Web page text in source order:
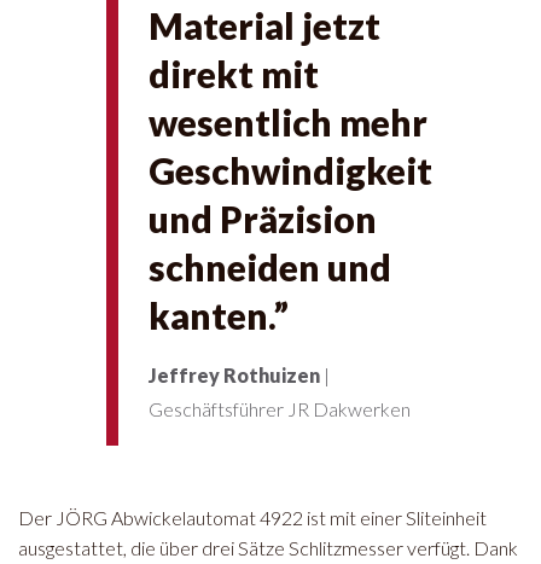
Material jetzt
direkt mit
wesentlich mehr
Geschwindigkeit
und Präzision
schneiden und
kanten.”
Jeffrey Rothuizen |
Geschäftsführer JR Dakwerken
Der JÖRG Abwickelautomat 4922 ist mit einer Sliteinheit
ausgestattet, die über drei Sätze Schlitzmesser verfügt. Dank